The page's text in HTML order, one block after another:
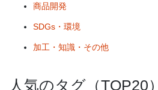
商品開発
SDGs・環境
加工・知識・その他
人気のタグ（TOP20）